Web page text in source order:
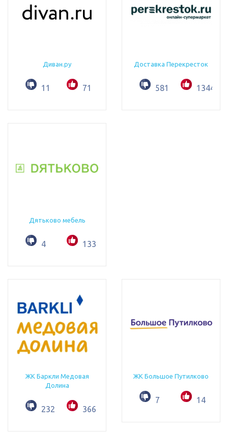
Диван.ру
11 71
Доставка Перекресток
581 1344
Дятьково мебель
4 133
ЖК Баркли Медовая
Долина
232 366
ЖК Большое Путилково
7 14